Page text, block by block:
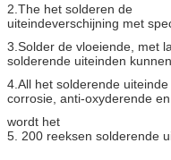
2.The het solderen de
uiteindeverschijning met
3.Solder de vloeiende, met
solderende uiteinden
4.All het solderende
corrosie, anti-oxyderende
wordt het
5. 200 reeksen solderende